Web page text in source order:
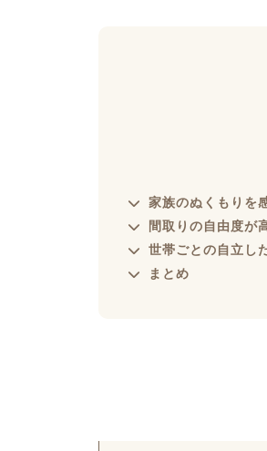
家族のぬくもりを
間取りの自由度が
世帯ごとの自立し
まとめ